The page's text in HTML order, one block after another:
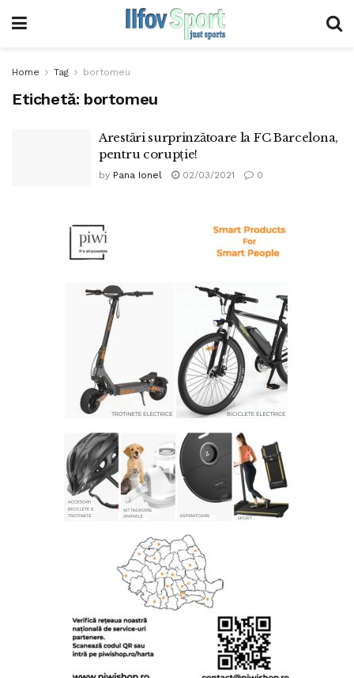
Home Tag bortomeu
Etichetă: bortomeu
Arestări surprinzătoare la FC Barcelona,
pentru corupție!
by Pana Ionel 02/03/2021 0